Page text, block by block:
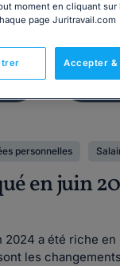
personnelles
en juin
a été riche
les
moment en cliquant
page Juritravail.com
Accepter